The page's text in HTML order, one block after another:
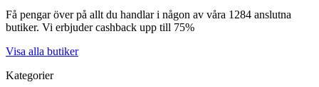
Få pengar över på allt du handlar i någon av våra 1284 anslutna
butiker. Vi erbjuder cashback upp till 75%
Visa alla butiker
Kategorier